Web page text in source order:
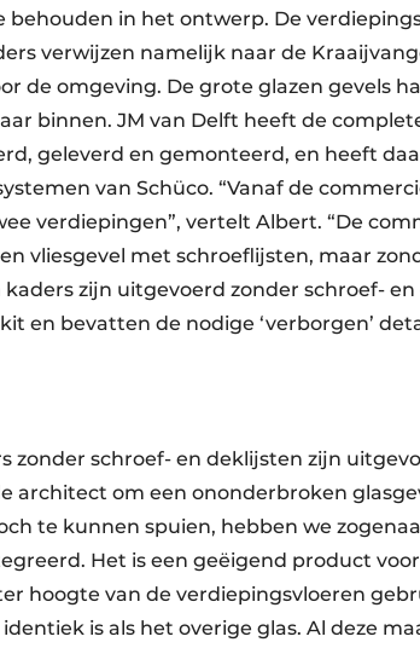
in het ontwerp. De
verwijzen namelijk naar de
de omgeving. De grote glazen gevels
binnen. JM van Delft heeft de
geleverd en gemonteerd, en heeft
van Schüco. “Vanaf de
verdiepingen”, vertelt Albert. “De
vliesgevel met schroeflijsten, maar
zijn uitgevoerd zonder schroef- en
en bevatten de nodige ‘verborgen’
zonder schroef- en deklijsten zijn
architect om een ononderbroken
te kunnen spuien, hebben we
Het is een geëigend product
hoogte van de verdiepingsvloeren
is als het overige glas. Al deze